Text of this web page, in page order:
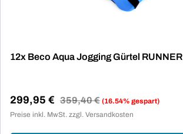
12x Beco Aqua Jogging Gürtel RUNNER
Verkaufspreis:
299,95 € Regulärer Preis:
359,40 € (16.54% gespart)
Preise inkl. MwSt. zzgl. Versandkosten